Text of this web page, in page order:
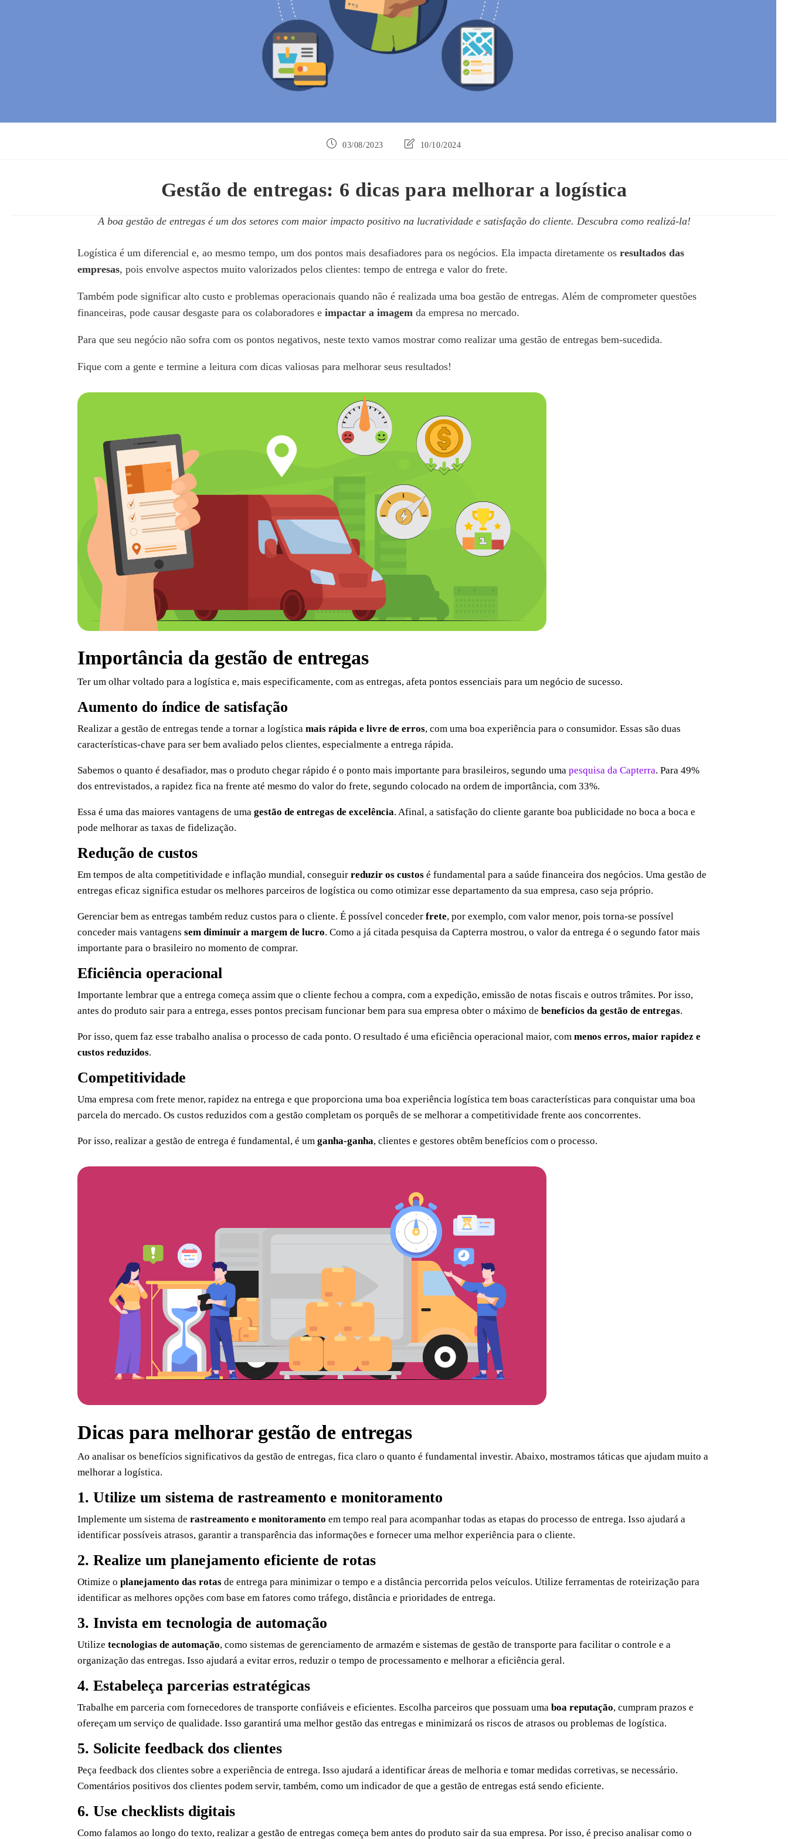
Post 03/08/2023
Última10/10/2024
Gestão de entregas: 6 dicas para melhorar a logística
A boa gestão de entregas é um dos setores com maior impacto positivo na lucratividade e satisfação do cliente. Descubra como realizá-la!
Logística é um diferencial e, ao mesmo tempo, um dos pontos mais desafiadores para os negócios. Ela impacta diretamente os resultados das
empresas, pois envolve aspectos muito valorizados pelos clientes: tempo de entrega e valor do frete.
Também pode significar alto custo e problemas operacionais quando não é realizada uma boa gestão de entregas. Além de comprometer questões
financeiras, pode causar desgaste para os colaboradores e impactar a imagem da empresa no mercado.
Para que seu negócio não sofra com os pontos negativos, neste texto vamos mostrar como realizar uma gestão de entregas bem-sucedida.
Fique com a gente e termine a leitura com dicas valiosas para melhorar seus resultados!
Importância da gestão de entregas
Ter um olhar voltado para a logística e, mais especificamente, com as entregas, afeta pontos essenciais para um negócio de sucesso.
Aumento do índice de satisfação
Realizar a gestão de entregas tende a tornar a logística mais rápida e livre de erros, com uma boa experiência para o consumidor. Essas são duas
características-chave para ser bem avaliado pelos clientes, especialmente a entrega rápida.
Sabemos o quanto é desafiador, mas o produto chegar rápido é o ponto mais importante para brasileiros, segundo uma pesquisa da Capterra. Para 49%
dos entrevistados, a rapidez fica na frente até mesmo do valor do frete, segundo colocado na ordem de importância, com 33%.
Essa é uma das maiores vantagens de uma gestão de entregas de excelência. Afinal, a satisfação do cliente garante boa publicidade no boca a boca e
pode melhorar as taxas de fidelização.
Redução de custos
Em tempos de alta competitividade e inflação mundial, conseguir reduzir os custos é fundamental para a saúde financeira dos negócios. Uma gestão de
entregas eficaz significa estudar os melhores parceiros de logística ou como otimizar esse departamento da sua empresa, caso seja próprio.
Gerenciar bem as entregas também reduz custos para o cliente. É possível conceder frete, por exemplo, com valor menor, pois torna-se possível
conceder mais vantagens sem diminuir a margem de lucro. Como a já citada pesquisa da Capterra mostrou, o valor da entrega é o segundo fator mais
importante para o brasileiro no momento de comprar.
Eficiência operacional
Importante lembrar que a entrega começa assim que o cliente fechou a compra, com a expedição, emissão de notas fiscais e outros trâmites. Por isso,
antes do produto sair para a entrega, esses pontos precisam funcionar bem para sua empresa obter o máximo de benefícios da gestão de entregas.
Por isso, quem faz esse trabalho analisa o processo de cada ponto. O resultado é uma eficiência operacional maior, com menos erros, maior rapidez e
custos reduzidos.
Competitividade
Uma empresa com frete menor, rapidez na entrega e que proporciona uma boa experiência logística tem boas características para conquistar uma boa
parcela do mercado. Os custos reduzidos com a gestão completam os porquês de se melhorar a competitividade frente aos concorrentes.
Por isso, realizar a gestão de entrega é fundamental, é um ganha-ganha, clientes e gestores obtêm benefícios com o processo.
Dicas para melhorar gestão de entregas
Ao analisar os benefícios significativos da gestão de entregas, fica claro o quanto é fundamental investir. Abaixo, mostramos táticas que ajudam muito a
melhorar a logística.
1. Utilize um sistema de rastreamento e monitoramento
Implemente um sistema de rastreamento e monitoramento em tempo real para acompanhar todas as etapas do processo de entrega. Isso ajudará a
identificar possíveis atrasos, garantir a transparência das informações e fornecer uma melhor experiência para o cliente.
2. Realize um planejamento eficiente de rotas
Otimize o planejamento das rotas de entrega para minimizar o tempo e a distância percorrida pelos veículos. Utilize ferramentas de roteirização para
identificar as melhores opções com base em fatores como tráfego, distância e prioridades de entrega.
3. Invista em tecnologia de automação
Utilize tecnologias de automação, como sistemas de gerenciamento de armazém e sistemas de gestão de transporte para facilitar o controle e a
organização das entregas. Isso ajudará a evitar erros, reduzir o tempo de processamento e melhorar a eficiência geral.
4. Estabeleça parcerias estratégicas
Trabalhe em parceria com fornecedores de transporte confiáveis e eficientes. Escolha parceiros que possuam uma boa reputação, cumpram prazos e
ofereçam um serviço de qualidade. Isso garantirá uma melhor gestão das entregas e minimizará os riscos de atrasos ou problemas de logística.
5. Solicite feedback dos clientes
Peça feedback dos clientes sobre a experiência de entrega. Isso ajudará a identificar áreas de melhoria e tomar medidas corretivas, se necessário.
Comentários positivos dos clientes podem servir, também, como um indicador de que a gestão de entregas está sendo eficiente.
6. Use checklists digitais
Como falamos ao longo do texto, realizar a gestão de entregas começa bem antes do produto sair da sua empresa. Por isso, é preciso analisar como o